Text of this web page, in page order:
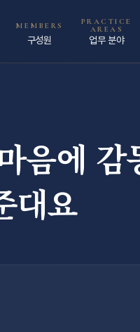
MEMBERS
구성원
PRACTICE
AREAS
업무 분야
음에 감
대요